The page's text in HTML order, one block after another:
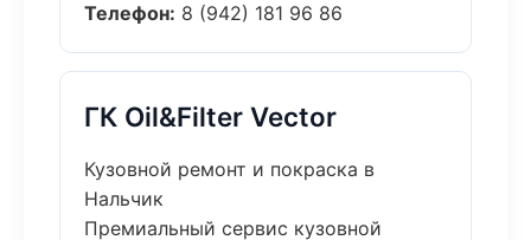
Телефон: 8 (942) 181 96 86
ГК Oil&Filter Vector
Кузовной ремонт и покраска в
Нальчик
Премиальный сервис кузовной